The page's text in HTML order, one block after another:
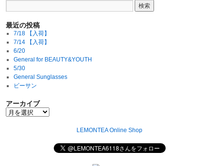
最近の投稿
7/18 【入荷】
7/14 【入荷】
6/20
General for BEAUTY&YOUTH
5/30
General Sunglasses
ビーサン
アーカイブ
LEMONTEA Online Shop